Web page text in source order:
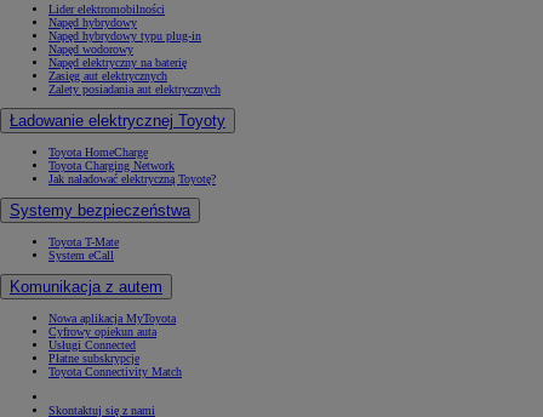
Lider elektromobilności
Napęd hybrydowy
Napęd hybrydowy typu plug-in
Napęd wodorowy
Napęd elektryczny na baterię
Zasięg aut elektrycznych
Zalety posiadania aut elektrycznych
Ładowanie elektrycznej Toyoty
Toyota HomeCharge
Toyota Charging Network
Jak naładować elektryczną Toyotę?
Systemy bezpieczeństwa
Toyota T-Mate
System eCall
Komunikacja z autem
Nowa aplikacja MyToyota
Cyfrowy opiekun auta
Usługi Connected
Płatne subskrypcje
Toyota Connectivity Match
Skontaktuj się z nami